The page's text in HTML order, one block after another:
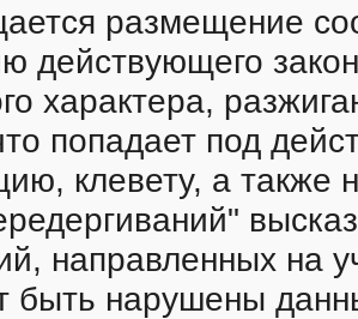
размещение
действyющего
характера,
попадает под
клеветy, а также
направленных на
быть нарушены